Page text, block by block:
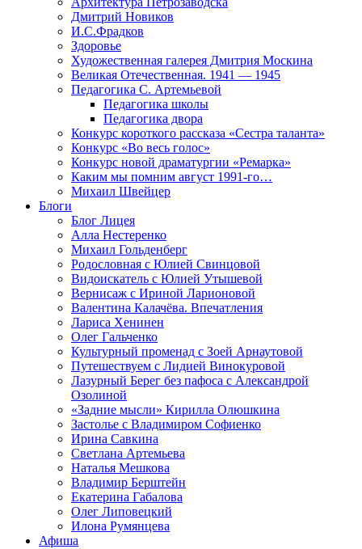
Дмитрий Новиков
И.С.Фрадков
Здоровье
Художественная галерея Дмитрия Москина
Великая Отечественная. 1941 — 1945
Педагогика С. Артемьевой
Педагогика школы
Педагогика двора
Конкурс короткого рассказа «Сестра таланта»
Конкурс «Во весь голос»
Конкурс новой драматургии «Ремарка»
Каким мы помним август 1991-го…
Михаил Швейцер
Блоги
Блог Лицея
Алла Нестеренко
Михаил Гольденберг
Родословная с Юлией Свинцовой
Видоискатель с Юлией Утышевой
Вернисаж с Ириной Ларионовой
Валентина Калачёва. Впечатления
Лариса Хенинен
Олег Гальченко
Культурный променад с Зоей Арнаутовой
Путешествуем с Лидией Винокуровой
Лазурный Берег без пафоса с Александрой
Озолиной
«Задние мысли» Кирилла Олюшкина
Застолье с Владимиром Софиенко
Ирина Савкина
Светлана Артемьева
Наталья Мешкова
Владимир Берштейн
Екатерина Габалова
Олег Липовецкий
Илона Румянцева
Афиша